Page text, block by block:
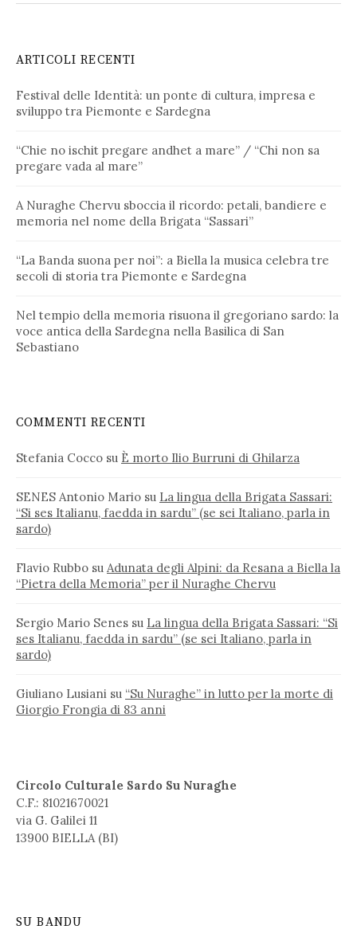
ARTICOLI RECENTI
Festival delle Identità: un ponte di cultura, impresa e
sviluppo tra Piemonte e Sardegna
“Chie no ischit pregare andhet a mare” / “Chi non sa
pregare vada al mare”
A Nuraghe Chervu sboccia il ricordo: petali, bandiere e
memoria nel nome della Brigata “Sassari”
“La Banda suona per noi”: a Biella la musica celebra tre
secoli di storia tra Piemonte e Sardegna
Nel tempio della memoria risuona il gregoriano sardo: la
voce antica della Sardegna nella Basilica di San
Sebastiano
COMMENTI RECENTI
Stefania Cocco su È morto Ilio Burruni di Ghilarza
SENES Antonio Mario su La lingua della Brigata Sassari:
“Si ses Italianu, faedda in sardu” (se sei Italiano, parla in
sardo)
Flavio Rubbo su Adunata degli Alpini: da Resana a Biella la
“Pietra della Memoria” per il Nuraghe Chervu
Sergio Mario Senes su La lingua della Brigata Sassari: “Si
ses Italianu, faedda in sardu” (se sei Italiano, parla in
sardo)
Giuliano Lusiani su “Su Nuraghe” in lutto per la morte di
Giorgio Frongia di 83 anni
Circolo Culturale Sardo Su Nuraghe
C.F.: 81021670021
via G. Galilei 11
13900 BIELLA (BI)
SU BANDU